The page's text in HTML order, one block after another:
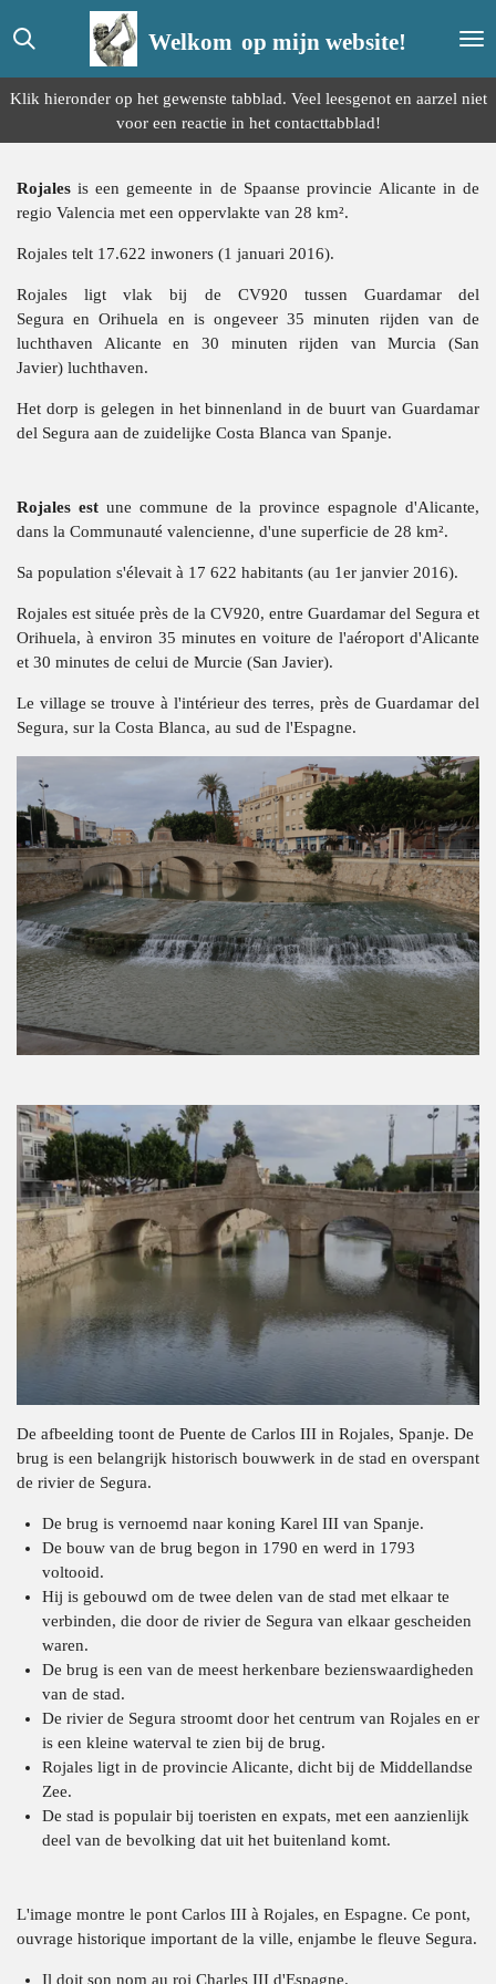
direct
de
Welkom op mijn website!
Klik hieronder op het gewenste tabblad. Veel leesgenot en aarzel niet
voor een reactie in het contacttabblad!
Rojales is een gemeente in de Spaanse provincie Alicante in de
regio Valencia met een oppervlakte van 28 km².
Rojales telt 17.622 inwoners (1 januari 2016).
Rojales ligt vlak bij de CV920 tussen Guardamar del
Segura enOrihuela en is ongeveer 35 minuten rijden van de
luchthaven Alicante en 30 minuten rijden vanMurcia
(San
Javier) luchthaven.
Het dorp is gelegen in het binnenland in de buurt van Guardamar
del Segura aan de zuidelijke Costa Blanca van Spanje.
Rojales estune commune de la province espagnole d'Alicante,
dans la Communauté valencienne, d'une superficie de 28 km².
Sa population s'élevait à 17 622 habitants (au 1er janvier 2016).
Rojales est située près de la CV920, entre Guardamar del Segura et
Orihuela, à environ 35 minutes en voiture de l'aéroport d'Alicante
et 30 minutes de celui de Murcie (San Javier).
Le village se trouve à l'intérieur des terres, près de Guardamar del
Segura, sur la Costa Blanca, au sud de l'Espagne.
De afbeelding toont de Puente de Carlos III in Rojales, Spanje. De
brug is een belangrijk historisch bouwwerk in de stad en overspant
de rivier de Segura.
De brug is vernoemd naar koning Karel III van Spanje.
De bouw van de brug begon in 1790 en werd in 1793
voltooid.
Hij is gebouwd om de twee delen van de stad met elkaar te
verbinden, die door de rivier de Segura van elkaar gescheiden
waren.
De brug is een van de meest herkenbare bezienswaardigheden
van de stad.
De rivier de Segura stroomt door het centrum van Rojales en er
is een kleine waterval te zien bij de brug.
Rojales ligt in de provincie Alicante, dicht bij de Middellandse
Zee.
De stad is populair bij toeristen en expats, met een aanzienlijk
deel van de bevolking dat uit het buitenland komt.
L'image montre le pont Carlos III à Rojales, en Espagne. Ce pont,
ouvrage historique important de la ville, enjambe le fleuve Segura.
Il doit son nom au roi Charles III d'Espagne.